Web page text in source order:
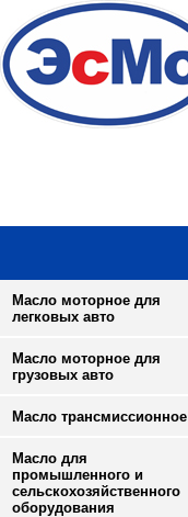
Масло моторное для
легковых авто
Масло моторное для
грузовых авто
Масло трансмиссионное
Масло для
промышленного и
сельскохозяйственного
оборудования